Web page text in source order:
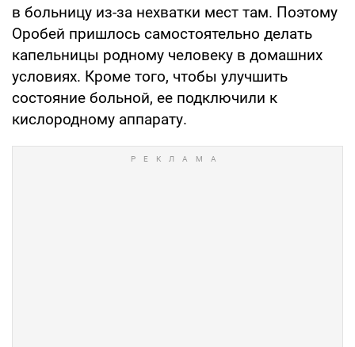
в больницу из-за нехватки мест там. Поэтому
Оробей пришлось самостоятельно делать
капельницы родному человеку в домашних
условиях. Кроме того, чтобы улучшить
состояние больной, ее подключили к
кислородному аппарату.